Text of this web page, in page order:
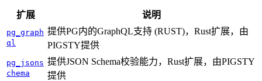
扩展 说明
pg_graph
ql
提供PG内的GraphQL支持 (RUST)，Rust扩展，由
PIGSTY提供
pg_jsons
chema
提供JSON Schema校验能力，Rust扩展，由PIGSTY
提供